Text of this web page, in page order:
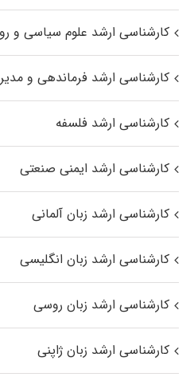
کارشناسی ارشد علوم سیاسی و
کارشناسی ارشد فرماندهی و
کارشناسی ارشد فلسفه
کارشناسی ارشد ایمنی صنعتی
کارشناسی ارشد زبان آلمانی
کارشناسی ارشد زبان انگلیسی
کارشناسی ارشد زبان روسی
کارشناسی ارشد زبان ژاپنی